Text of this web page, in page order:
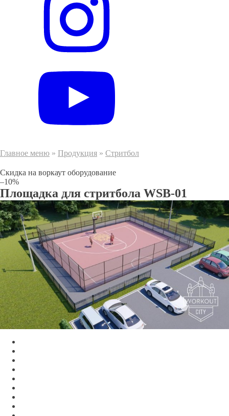
Главное меню » Продукция » Стритбол
Скидка на воркаут оборудование
–10%
Площадка для стритбола WSB-01